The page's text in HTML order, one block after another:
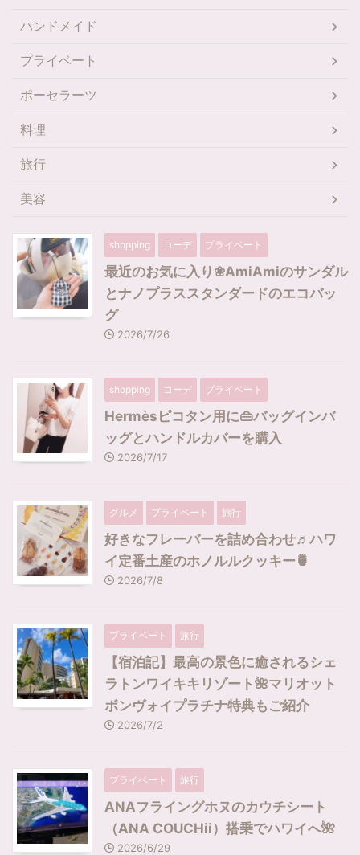
ハンドメイド
プライベート
ポーセラーツ
料理
旅行
美容
shopping コーデ プライベート
最近のお気に入り❀AmiAmiのサンダル
とナノプラススタンダードのエコバッ
グ
2026/7/26
shopping コーデ プライベート
Hermèsピコタン用に👜バッグインバ
ッグとハンドルカバーを購入
2026/7/17
グルメ プライベート 旅行
好きなフレーバーを詰め合わせ♬ハワ
イ定番土産のホノルルクッキー🍍
2026/7/8
プライベート 旅行
【宿泊記】最高の景色に癒されるシェ
ラトンワイキキリゾート🌺マリオット
ボンヴォイプラチナ特典もご紹介
2026/7/2
プライベート 旅行
ANAフライングホヌのカウチシート
（ANA COUCHii）搭乗でハワイへ🌺
2026/6/29